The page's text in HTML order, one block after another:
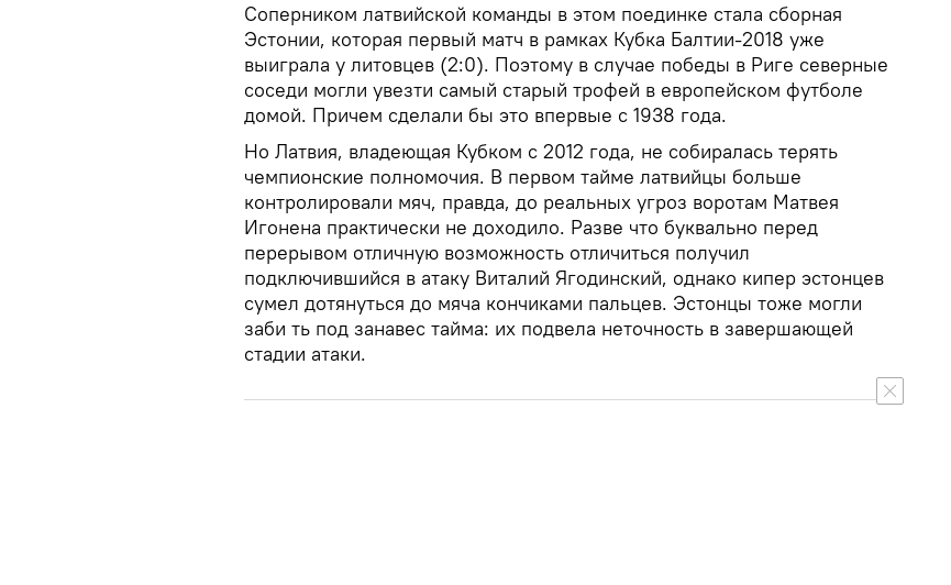
Соперником латвийской команды в этом поединке стала сборная
Эстонии, которая первый матч в рамках Кубка Балтии-2018 уже
выиграла у литовцев (2:0). Поэтому в случае победы в Риге северные
соседи могли увезти самый старый трофей в европейском футболе
домой. Причем сделали бы это впервые с 1938 года.
Но Латвия, владеющая Кубком с 2012 года, не собиралась терять
чемпионские полномочия. В первом тайме латвийцы больше
контролировали мяч, правда, до реальных угроз воротам Матвея
Игонена практически не доходило. Разве что буквально перед
перерывом отличную возможность отличиться получил
подключившийся в атаку Виталий Ягодинский, однако кипер эстонцев
сумел дотянуться до мяча кончиками пальцев. Эстонцы тоже могли
заби ть под занавес тайма: их подвела неточность в завершающей
стадии атаки.